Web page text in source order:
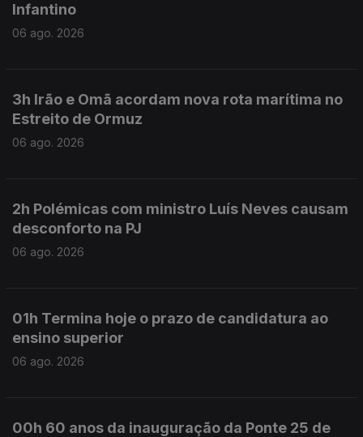
Infantino
06 ago. 2026
3h Irão e Omã acordam nova rota marítima no
Estreito de Ormuz
06 ago. 2026
2h Polémicas com ministro Luís Neves causam
desconforto na PJ
06 ago. 2026
01h Termina hoje o prazo de candidatura ao
ensino superior
06 ago. 2026
00h 60 anos da inauguração da Ponte 25 de